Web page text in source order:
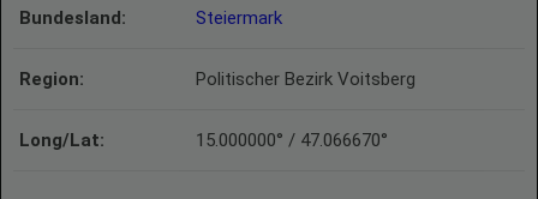
Bundesland: Steiermark
Region: Politischer Bezirk Voitsberg
Long/Lat: 15.000000° / 47.066670°